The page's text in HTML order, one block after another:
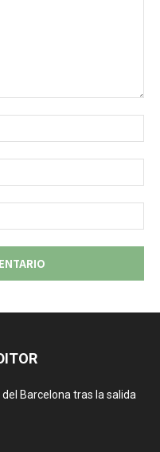
Barcelona tras la salida